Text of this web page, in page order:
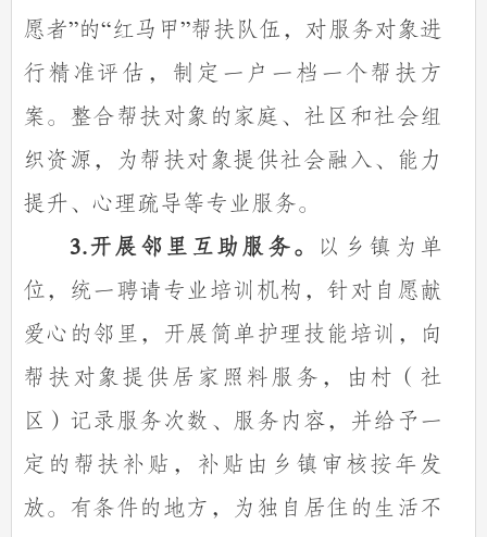
愿者”的“红马甲”帮扶队伍，对服务对象进
行精准评估，制定一户一档一个帮扶方
案。整合帮扶对象的家庭、社区和社会组
织资源，为帮扶对象提供社会融入、能力
提升、心理疏导等专业服务。
3.开展邻里互助服务。
以乡镇为单
位，统一聘请专业培训机构，针对自愿献
爱心的邻里，开展简单护理技能培训，向
帮扶对象提供居家照料服务，由村（社
区）记录服务次数、服务内容，并给予一
定的帮扶补贴，补贴由乡镇审核按年发
放。有条件的地方，为独自居住的生活不